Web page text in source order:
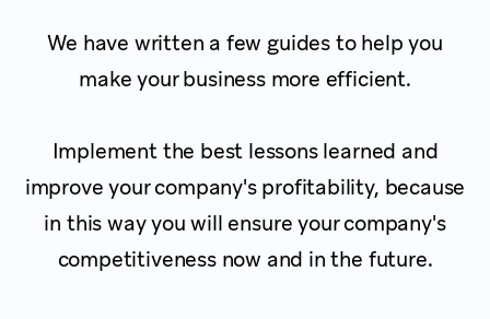
We have written a few guides to help you
make your business more efficient.
Implement the best lessons learned and
improve your company's profitability, because
in this way you will ensure your company's
competitiveness now and in the future.